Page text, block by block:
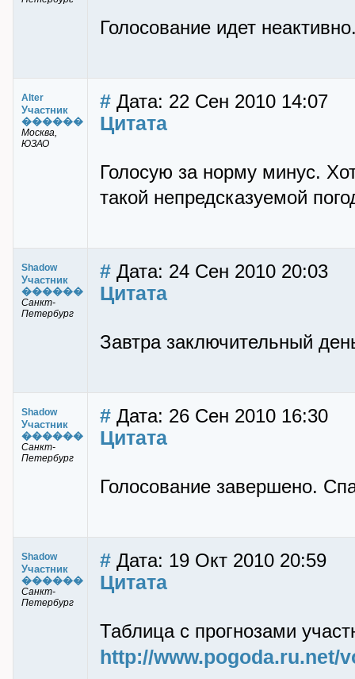
Голосование идет
Alter
Участник
������
Москва,
ЮЗАО
# Дата: 22 Сен 2010 14:07
Цитата
Голосую за норму минус.
такой непредсказуемой
Shadow
Участник
������
Санкт-
Петербург
# Дата: 24 Сен 2010 20:03
Цитата
Завтра заключительный
Shadow
Участник
������
Санкт-
Петербург
# Дата: 26 Сен 2010 16:30
Цитата
Голосование завершено.
Shadow
Участник
������
Санкт-
Петербург
# Дата: 19 Окт 2010 20:59
Цитата
Таблица с прогнозами
http://www.pogoda.ru.net/